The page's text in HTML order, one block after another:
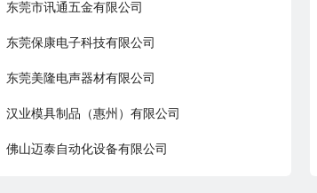
东莞市讯通五金有限公司
东莞保康电子科技有限公司
东莞美隆电声器材有限公司
汉业模具制品（惠州）有限公司
佛山迈泰自动化设备有限公司